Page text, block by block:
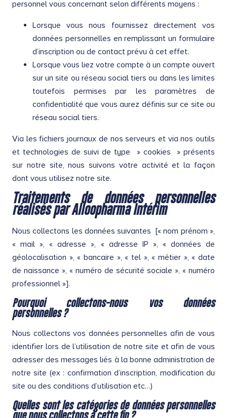
personnel vous concernant selon différents moyens :
Lorsque vous nous fournissez directement vos
données personnelles en remplissant un formulaire
d’inscription ou de contact prévu à cet effet.
Lorsque vous liez votre compte à un compte ouvert
sur un site ou réseau social tiers ou dans les limites
toutefois permises par les paramètres de
confidentialité que vous aurez définis sur ce site ou
réseau social tiers.
Via les fichiers journaux de nos serveurs et via nos outils
et technologies de suivi de type » cookies » présents
sur notre site, nous suivons votre activité et la façon
dont vous utilisez notre site.
Traitements de données personnelles
réalisés par Alloopharma Intérim
Nous collectons les données suivantes [« nom prénom »,
« mail », « adresse », « adresse IP », « données de
géolocalisation », « bancaire », « tel », « métier », « date
de naissance », « numéro de sécurité sociale », « numéro
professionnel »].
Pourquoi collectons-nous vos données
personnelles ?
Nous collectons vos données personnelles afin de vous
identifier lors de l’utilisation de notre site et afin de vous
adresser des messages liés à la bonne administration de
notre site (ex : confirmation d’inscription, modification du
site ou des conditions d’utilisation etc…)
Quelles sont les catégories de données personnelles